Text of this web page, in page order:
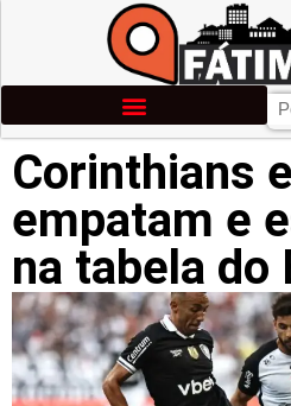
Corinthians
empatam e
na tabela do